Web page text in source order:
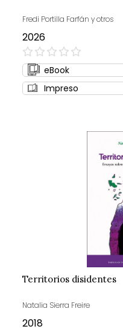
Fredi Portilla Farfán y otros
2026
0%
eBook
Impreso
Territorios disidentes
Natalia Sierra Freire
2018